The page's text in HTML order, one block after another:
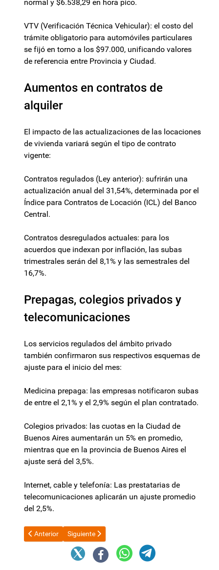
normal y $6.538,29 en hora pico.
VTV (Verificación Técnica Vehicular): el costo del
trámite obligatorio para automóviles particulares
se fijó en torno a los $97.000, unificando valores
de referencia entre Provincia y Ciudad.
Aumentos en contratos de
alquiler
El impacto de las actualizaciones de las locaciones
de vivienda variará según el tipo de contrato
vigente:
Contratos regulados (Ley anterior): sufrirán una
actualización anual del 31,54%, determinada por el
Índice para Contratos de Locación (ICL) del Banco
Central.
Contratos desregulados actuales: para los
acuerdos que indexan por inflación, las subas
trimestrales serán del 8,1% y las semestrales del
16,7%.
Prepagas, colegios privados y
telecomunicaciones
Los servicios regulados del ámbito privado
también confirmaron sus respectivos esquemas de
ajuste para el inicio del mes:
Medicina prepaga: las empresas notificaron subas
de entre el 2,1% y el 2,9% según el plan contratado.
Colegios privados: las cuotas en la Ciudad de
Buenos Aires aumentarán un 5% en promedio,
mientras que en la provincia de Buenos Aires el
ajuste será del 3,5%.
Internet, cable y telefonía: Las prestatarias de
telecomunicaciones aplicarán un ajuste promedio
del 2,5%.
Artículo anterior: Banco de medicamentos: “Esto es un delito”
Anterior Artículo siguiente: Renovadas charlas con
Siguiente